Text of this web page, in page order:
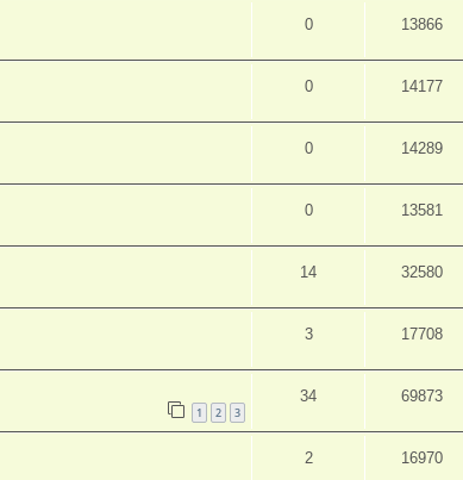
0 13866
0 14177
0 14289
0 13581
14 32580
3 17708
1 2 3
34 69873
2 16970